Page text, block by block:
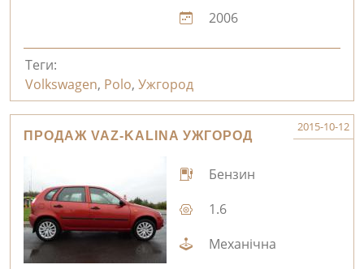
2006
Теги:
Volkswagen, Polo, Ужгород
ПРОДАЖ VAZ-KALINA УЖГОРОД
2015-10-12
Бензин
1.6
Механічна